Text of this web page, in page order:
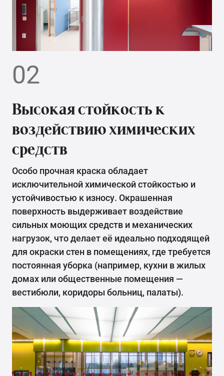
02
Высокая стойкость к
воздействию химических
средств
Особо прочная краска обладает
исключительной химической стойкостью и
устойчивостью к износу. Окрашенная
поверхность выдерживает воздействие
сильных моющих средств и механических
нагрузок, что делает её идеально подходящей
для окраски стен в помещениях, где требуется
постоянная уборка (например, кухни в жилых
домах или общественные помещения —
вестибюли, коридоры больниц, палаты).